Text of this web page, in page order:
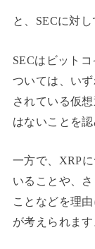
と、SECに対
SECはビット
ついては、い
されている仮
はないことを認
一方で、 XRP
いることや、
ことなどを理
が考えられます